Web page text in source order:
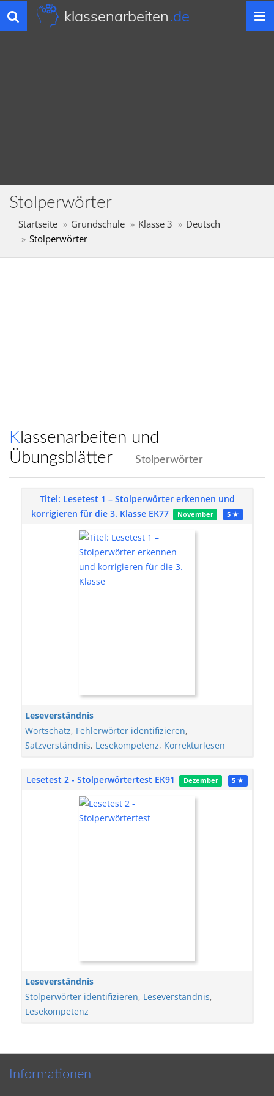
Toggle
navigation
klassenarbeiten.de
Stolperwörter
Startseite Grundschule Klasse 3
Deutsch
Stolperwörter
Klassenarbeiten und
Übungsblätter
Stolperwörter
Titel: Lesetest 1 – Stolperwörter erkennen und
korrigieren für die 3. Klasse EK77
November 5 ★
Leseverständnis
Wortschatz, Fehlerwörter identifizieren,
Satzverständnis, Lesekompetenz, Korrekturlesen
Lesetest 2 - Stolperwörtertest EK91 Dezember 5 ★
Leseverständnis
Stolperwörter identifizieren, Leseverständnis,
Lesekompetenz
Informationen